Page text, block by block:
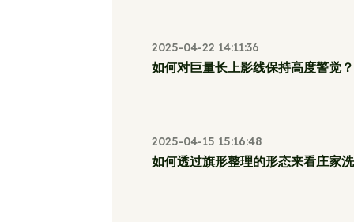
2025-04-22 14:11:36
如何对巨量长上影线保持高度警觉？
2025-04-15 15:16:48
如何透过旗形整理的形态来看庄家